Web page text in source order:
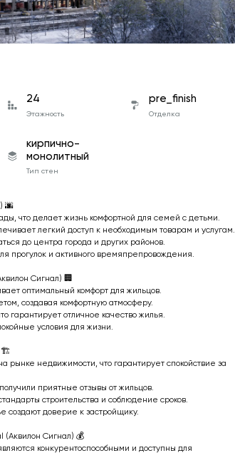
24
Этажность
pre_finish
Отделка
кирпично-
монолитный
Тип стен
🌆
что делает жизнь комфортной для семей с детьми.
легкий доступ к необходимым товарам и услугам.
до центра города и других районов.
прогулок и активного времяпрепровождения.
Сигнал) 🏢
оптимальный комфорт для жильцов.
создавая комфортную атмосферу.
гарантирует отличное качество жилья.
условия для жизни.
🏗️
рынке недвижимости, что гарантирует спокойствие за
приятные отзывы от жильцов.
строительства и соблюдение сроков.
создают доверие к застройщику.
Сигнал) 💰
конкурентоспособными и доступны для